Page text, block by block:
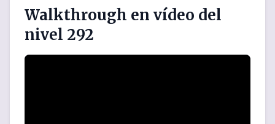
Walkthrough en vídeo del
nivel 292